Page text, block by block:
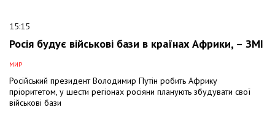
15:15
Росія будує військові бази в країнах Африки, – ЗМІ
МИР
Російський президент Володимир Путін робить Африку
пріоритетом, у шести регіонах росіяни планують збудувати свої
військові бази